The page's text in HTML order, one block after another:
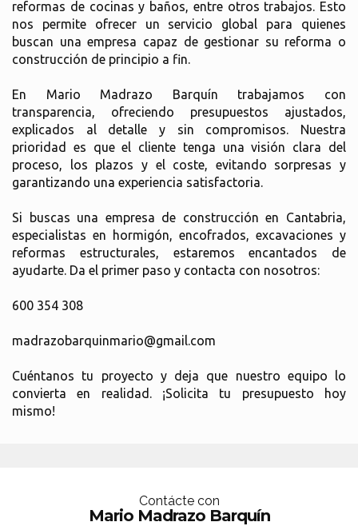
reformas de cocinas y baños, entre otros trabajos. Esto
nos permite ofrecer un servicio global para quienes
buscan una empresa capaz de gestionar su reforma o
construcción de principio a fin.
En Mario Madrazo Barquín trabajamos con
transparencia, ofreciendo presupuestos ajustados,
explicados al detalle y sin compromisos. Nuestra
prioridad es que el cliente tenga una visión clara del
proceso, los plazos y el coste, evitando sorpresas y
garantizando una experiencia satisfactoria.
Si buscas una empresa de construcción en Cantabria,
especialistas en hormigón, encofrados, excavaciones y
reformas estructurales, estaremos encantados de
ayudarte. Da el primer paso y contacta con nosotros:
600 354 308
madrazobarquinmario@gmail.com
Cuéntanos tu proyecto y deja que nuestro equipo lo
convierta en realidad. ¡Solicita tu presupuesto hoy
mismo!
Contácte con
Mario Madrazo Barquín